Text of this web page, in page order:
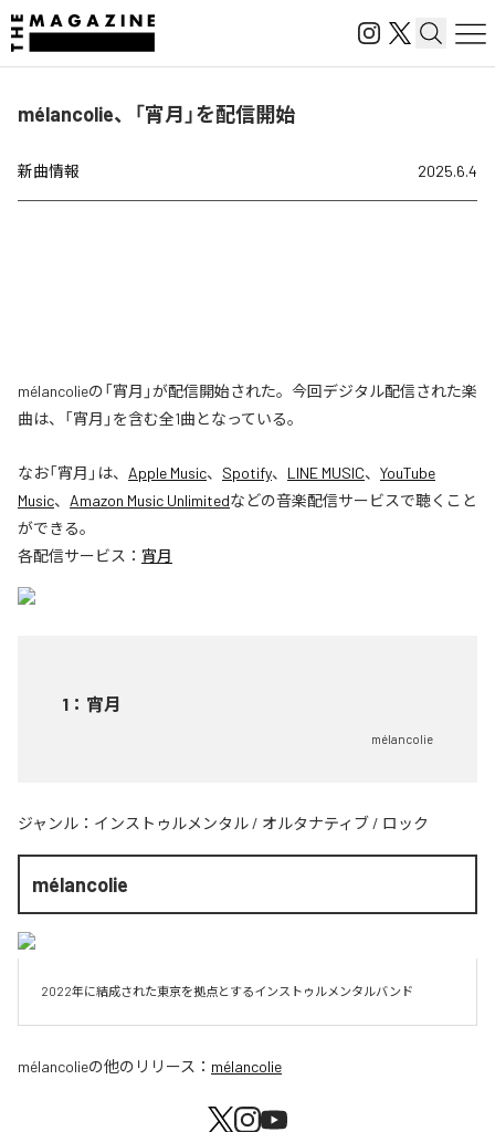
mélancolie、「宵月」を配信開始
新曲情報 2025.6.4
mélancolieの「宵月」が配信開始された。今回デジタル配信された楽
曲は、「宵月」を含む全1曲となっている。
なお「宵月 」は、 Apple Music、 Spotify、 LINE MUSIC、 YouTube
Music、 Amazon Music Unlimitedなどの音楽配信サービスで聴くこと
ができる。
各配信サービス： 宵月
1 ： 宵月
mélancolie
ジャンル： インストゥルメンタル / オルタナティブ / ロック
mélancolie
mélancolieの他のリリース： mélancolie